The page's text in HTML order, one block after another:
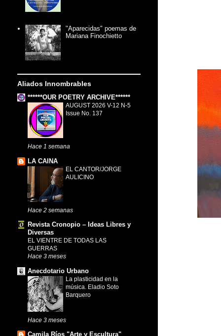
"Aparecidas" poemas de
Mariana Finochietto
Aliados Innombrables
******OUR POETRY ARCHIVE******
AUGUST 2026 V-12 N-5
Issue No. 137
Hace 1 semana
LA CAINA
EL CANTOR/JORGE
AULICINO
Hace 2 semanas
Revista Cronopio – Ideas Libres y
Diversas
EL VIENTRE DE TODAS LAS
GUERRAS
Hace 3 meses
Anecdotario Urbano
La plasticidad en la
música. Eladio Soto
Barquero
Hace 3 meses
Camila Ríos "Arte y Escultura"